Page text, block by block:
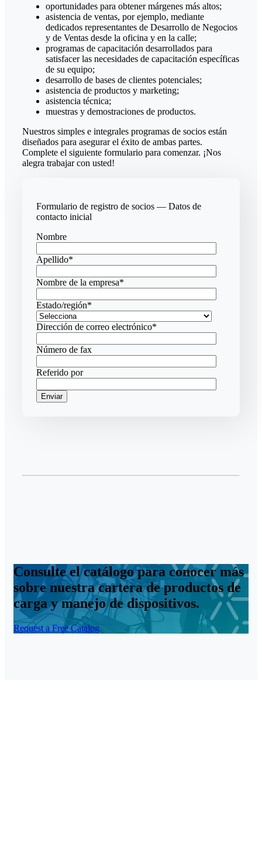
oportunidades para obtener márgenes más altos;
asistencia de ventas, por ejemplo, mediante
dedicados representantes de Desarrollo de Negocios
y de Ventas desde la oficina y en la calle;
programas de capacitación desarrollados para
satisfacer las necesidades de capacitación específicas
de su equipo;
desarrollo de bases de clientes potenciales;
asistencia de productos y marketing;
asistencia técnica;
muestras y demostraciones de productos.
Nuestros simples e integrales programas de socios están
diseñados para asegurar el éxito de ambas partes.
Complete el siguiente formulario para comenzar. ¡Nos
alegra trabajar con usted!
Formulario de registro de socios — Datos de
contacto inicial
Nombre
Apellido*
Nombre de la empresa*
Estado/región*
Dirección de correo electrónico*
Número de fax
Referido por
Consulte el catálogo para conocer más
sobre nuestra cartera de productos de
carga y manejo de dispositivos.
Request a Free Catalog